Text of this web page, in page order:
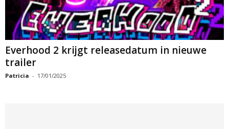
Everhood 2 krijgt releasedatum in nieuwe
trailer
Patricia - 17/01/2025